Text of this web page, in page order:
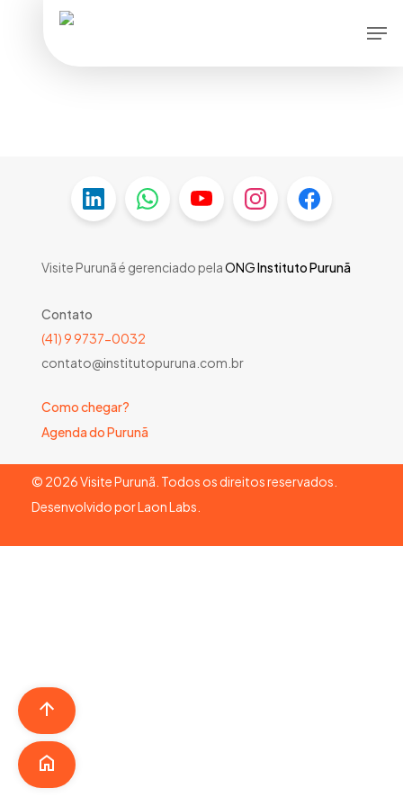
Visite Purunã é gerenciado pelaONGInstituto Purunã
Contato
(41) 9 9737-0032
contato@institutopuruna.com.br
Como chegar?
Agenda do Purunã
© 2026Visite Purunã. Todos os direitos reservados.
Desenvolvido porLaon Labs